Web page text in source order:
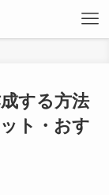
する方法
ト・おす